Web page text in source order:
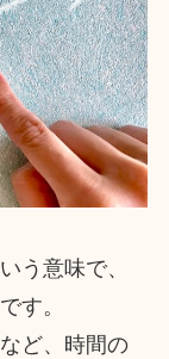
う意味で、
す。
ど、時間の